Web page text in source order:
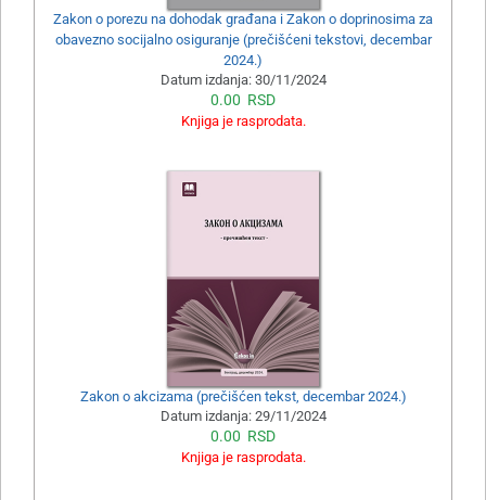
Zakon o porezu na dohodak građana i Zakon o doprinosima za
obavezno socijalno osiguranje (prečišćeni tekstovi, decembar
2024.)
Datum izdanja: 30/11/2024
0.00 RSD
Knjiga je rasprodata.
Zakon o akcizama (prečišćen tekst, decembar 2024.)
Datum izdanja: 29/11/2024
0.00 RSD
Knjiga je rasprodata.